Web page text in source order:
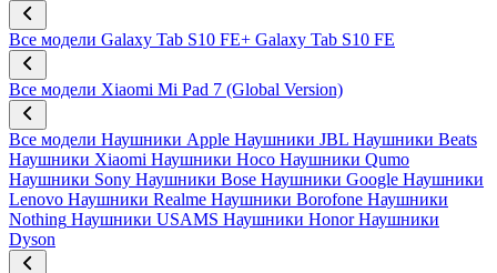
Все модели Galaxy Tab S10 FE+ Galaxy Tab S10 FE
Все модели Xiaomi Mi Pad 7 (Global Version)
Все модели Наушники Apple Наушники JBL Наушники Beats
Наушники Xiaomi Наушники Hoco Наушники Qumo
Наушники Sony Наушники Bose Наушники Google Наушники
Lenovo Наушники Realme Наушники Borofone Наушники
Nothing Наушники USAMS Наушники Honor Наушники
Dyson